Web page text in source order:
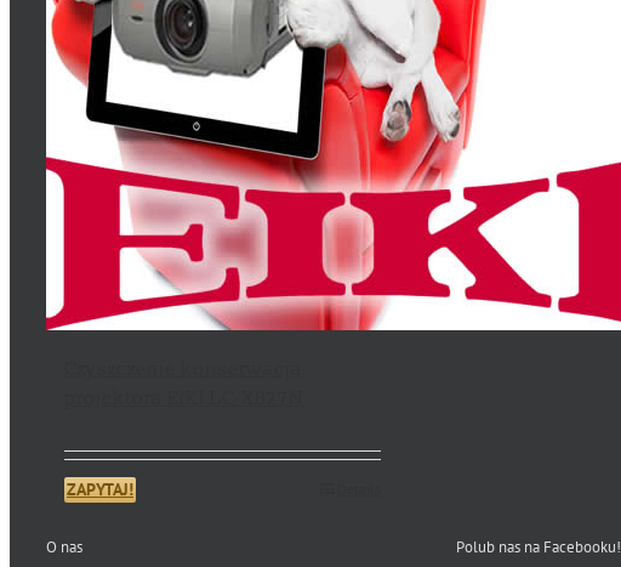
ZAPYTAJ!
O nas Polub nas na Facebooku!